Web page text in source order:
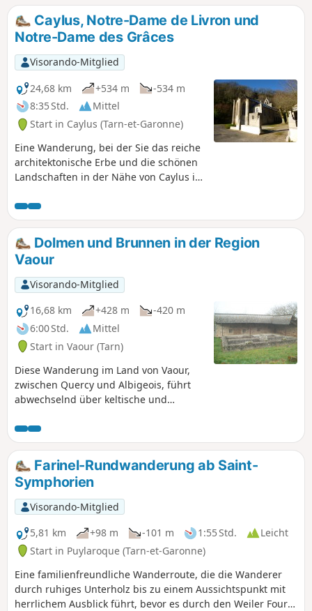
Dank an die Website tourisme-
tarnetgaronne.fr
Caylus, Notre-Dame de Livron und
Notre-Dame des Grâces
Visorando-Mitglied
24,68 km
+534 m
-534 m
8:35 Std.
Mittel
Start in Caylus (Tarn-et-Garonne)
Eine Wanderung, bei der Sie das reiche
architektonische Erbe und die schönen
Landschaften in der Nähe von Caylus im
entdecken können. Der Rückweg erfolgt
auf asphaltierten Straßen, da es keine
Alternative gibt, aber die Straße ist
angenehm und wenig begehen, außer
auf dem letzten Kilometer.
Dolmen und Brunnen in der Region
Vaour
Visorando-Mitglied
16,68 km
+428 m
-420 m
6:00 Std.
Mittel
Start in Vaour (Tarn)
Diese Wanderung im Land von Vaour,
zwischen Quercy und Albigeois, führt
abwechselnd über keltische und
der Causse mit Dolmen und zahlreichen
Brunnen. Mehrere hübsche Dörfer:
Saint-Michel-de-Vax, Roussayrolles und
Peyralade weisen bemerkenswerte
Bauwerke auf. Die Wanderung bietet
schöne Ausblicke zwischen dem Wald
von Grésigne und dem Tal des Aveyron
im Norden. Anmerkung des Moderators
t ein Problem in (8), siehe Bewertungen
vom 02.08.2022.
Farinel-Rundwanderung ab Saint-
Symphorien
Visorando-Mitglied
5,81 km
+98 m -101 m 1:55 Std.
Leicht
Start in Puylaroque (Tarn-et-Garonne)
Eine familienfreundliche Wanderroute, die die Wanderer
durch ruhiges Unterholz bis zu einem Aussichtspunkt mit
herrlichem Ausblick führt, bevor es durch den Weiler Foury